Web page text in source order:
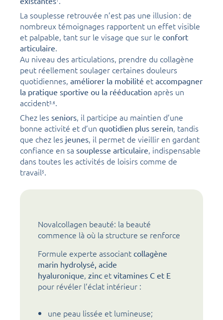
La souplesse retrouvée n’est pas une illusion : de
nombreux témoignages rapportent un effet visible
et palpable, tant sur le visage que sur le confort
articulaire.
Au niveau des articulations, prendre du collagène
peut réellement soulager certaines douleurs
quotidiennes, améliorer la mobilité et accompagner
la pratique sportive ou la rééducation après un
accident3,6.
Chez les seniors, il participe au maintien d’une
bonne activité et d’un quotidien plus serein, tandis
que chez les jeunes, il permet de vieillir en gardant
confiance en sa souplesse articulaire, indispensable
dans toutes les activités de loisirs comme de
travail5.
Novalcollagen beauté: la beauté
commence là où la structure se renforce
Formule experte associant collagène
marin hydrolysé, acide
hyaluronique, zinc et vitamines C et E
pour révéler l’éclat intérieur :
une peau lissée et lumineuse;